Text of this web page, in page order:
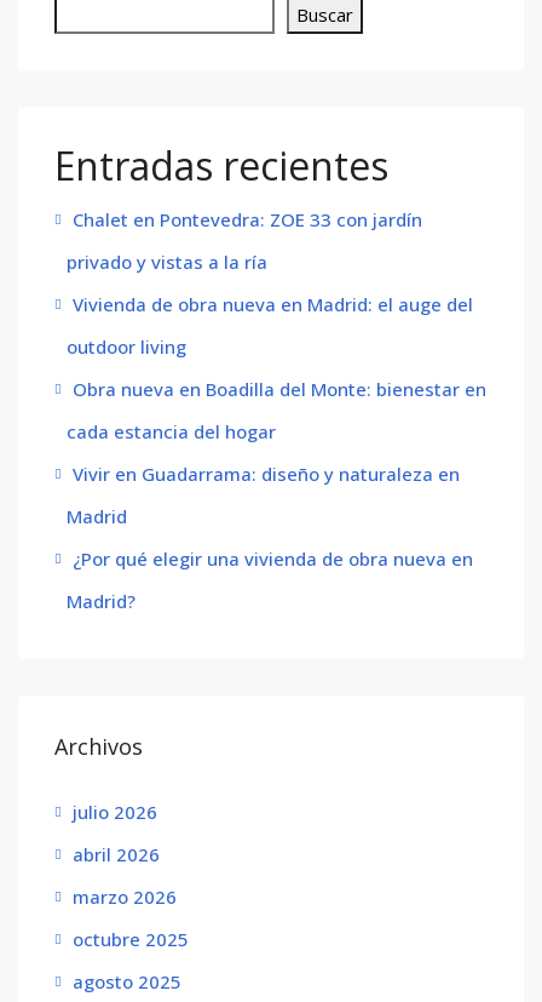
Buscar
Entradas recientes
Chalet en Pontevedra: ZOE 33 con jardín
privado y vistas a la ría
Vivienda de obra nueva en Madrid: el auge del
outdoor living
Obra nueva en Boadilla del Monte: bienestar en
cada estancia del hogar
Vivir en Guadarrama: diseño y naturaleza en
Madrid
¿Por qué elegir una vivienda de obra nueva en
Madrid?
Archivos
julio 2026
abril 2026
marzo 2026
octubre 2025
agosto 2025